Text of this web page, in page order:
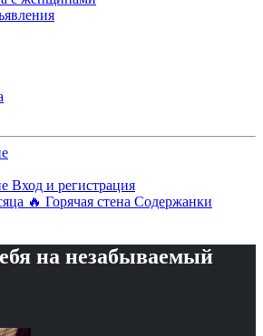
Вход и регистрация
🔥 Горячая стена Содержанки
на незабываемый